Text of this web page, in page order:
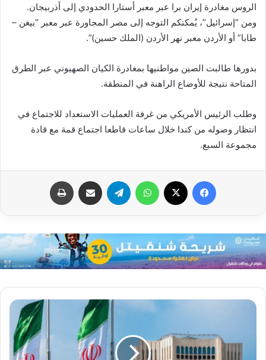
الروس مغادرة إيران برا عبر معبر أستارا الحدودي إلى أذربيجان.
ومن “إسرائيل”، يُمكنكم التوجه إلى مصر المجاورة عبر معبر “بيغن –
طابا” أو الأردن معبر نهر الأردن (الملك حسين)”.
بدورها طالبت الصين مواطنيها بمغادرة الكيان الصهيوني عبر الطرق
المتاحة نتيجة للأوضاع الراهنة في المنطقة.
وطلب الرئيس الأمريكي من غرفة العمليات الاستعداد للاجتماع في
انتظار وصوله من كندا خلال ساعات قاطعا اجتماع قمة مع قادة
مجموعة السبع.
فيسبوك واتساب تيلقرام مشاركة عبر البريد